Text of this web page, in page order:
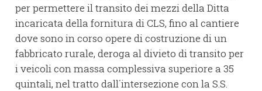
per permettere il transito dei mezzi della Ditta
incaricata della fornitura di CLS, fino al cantiere
dove sono in corso opere di costruzione di un
fabbricato rurale, deroga al divieto di transito per
i veicoli con massa complessiva superiore a 35
quintali, nel tratto dall´intersezione con la S.S.